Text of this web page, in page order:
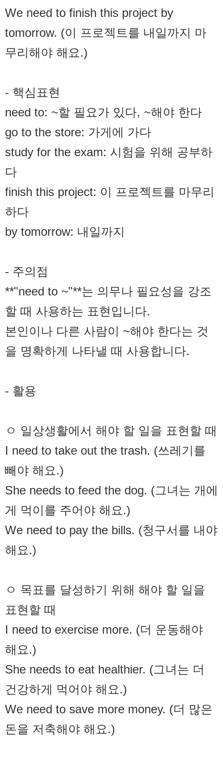
We need to finish this project by
tomorrow. (이 프로젝트를 내일까지 마
무리해야 해요.)
- 핵심표현
need to: ~할 필요가 있다, ~해야 한다
go to the store: 가게에 가다
study for the exam: 시험을 위해 공부하
다
finish this project: 이 프로젝트를 마무리
하다
by tomorrow: 내일까지
- 주의점
**"need to ~"**는 의무나 필요성을 강조
할 때 사용하는 표현입니다.
본인이나 다른 사람이 ~해야 한다는 것
을 명확하게 나타낼 때 사용합니다.
- 활용
ㅇ 일상생활에서 해야 할 일을 표현할 때
I need to take out the trash. (쓰레기를
빼야 해요.)
She needs to feed the dog. (그녀는 개에
게 먹이를 주어야 해요.)
We need to pay the bills. (청구서를 내야
해요.)
ㅇ 목표를 달성하기 위해 해야 할 일을
표현할 때
I need to exercise more. (더 운동해야
해요.)
She needs to eat healthier. (그녀는 더
건강하게 먹어야 해요.)
We need to save more money. (더 많은
돈을 저축해야 해요.)